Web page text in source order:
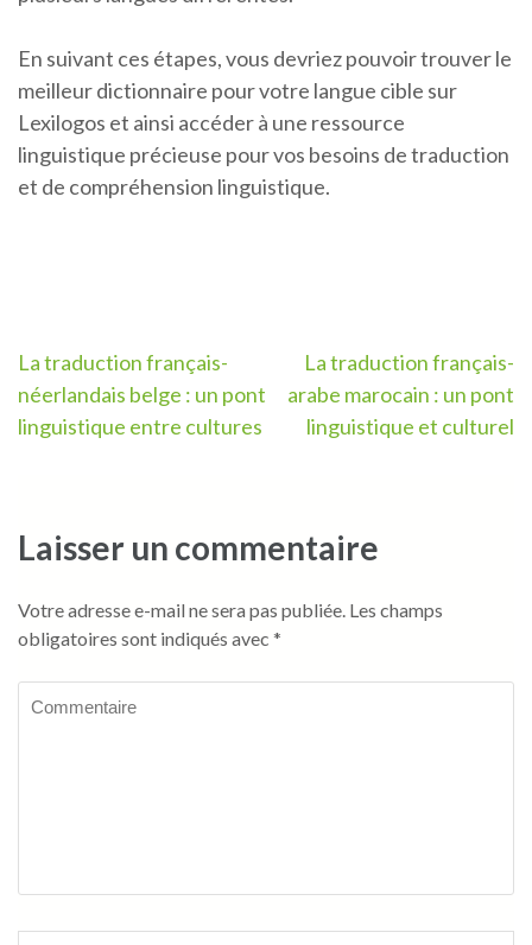
En suivant ces étapes, vous devriez pouvoir trouver le
meilleur dictionnaire pour votre langue cible sur
Lexilogos et ainsi accéder à une ressource
linguistique précieuse pour vos besoins de traduction
et de compréhension linguistique.
Navigation
de
La traduction français-
néerlandais belge : un pont
linguistique entre cultures
La traduction français-
arabe marocain : un pont
linguistique et culturel
Laisser un commentaire
Votre adresse e-mail ne sera pas publiée. Les champs
obligatoires sont indiqués avec *